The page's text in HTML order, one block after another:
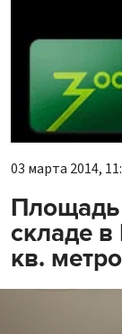
03 марта 2014,
складе
кв.